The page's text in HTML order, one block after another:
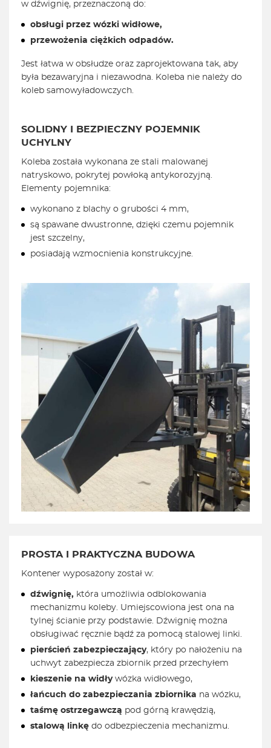
w dźwignię, przeznaczoną do:
obsługi przez wózki widłowe,
przewożenia ciężkich odpadów.
Jest łatwa w obsłudze oraz zaprojektowana tak, aby
była bezawaryjna i niezawodna. Koleba nie należy do
koleb samowyładowczych.
SOLIDNY I BEZPIECZNY POJEMNIK
UCHYLNY
Koleba została wykonana ze stali malowanej
natryskowo, pokrytej powłoką antykorozyjną.
Elementy pojemnika:
wykonano z blachy o grubości 4 mm,
są spawane dwustronne, dzięki czemu pojemnik
jest szczelny,
posiadają wzmocnienia konstrukcyjne.
PROSTA I PRAKTYCZNA BUDOWA
Kontener wyposażony został w:
dźwignię, która umożliwia odblokowania
mechanizmu koleby. Umiejscowiona jest ona na
tylnej ścianie przy podstawie. Dźwignię można
obsługiwać ręcznie bądź za pomocą stalowej linki.
pierścień zabezpieczający, który po nałożeniu na
uchwyt zabezpiecza zbiornik przed przechyłem
kieszenie na widływózka widłowego,
łańcuch do zabezpieczania zbiornika na wózku,
taśmę ostrzegawczą pod górną krawędzią,
stalową linkę do odbezpieczenia mechanizmu.